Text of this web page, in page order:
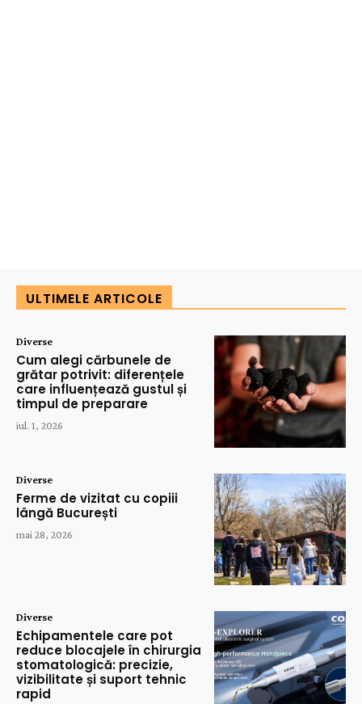
ULTIMELE ARTICOLE
Diverse
Cum alegi cărbunele de
grătar potrivit: diferențele
care influențează gustul și
timpul de preparare
iul. 1, 2026
Diverse
Ferme de vizitat cu copiii
lângă București
mai 28, 2026
Diverse
Echipamentele care pot
reduce blocajele în chirurgia
stomatologică: precizie,
vizibilitate și suport tehnic
rapid